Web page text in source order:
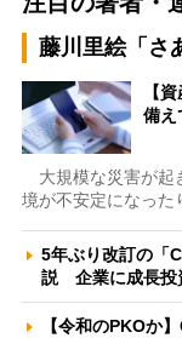
藤川里絵「さ
【
備え
大規模な災害が起
境が不安定になっ
5年ぶり改訂の「
説 企業に成長投
【令和のPKOか